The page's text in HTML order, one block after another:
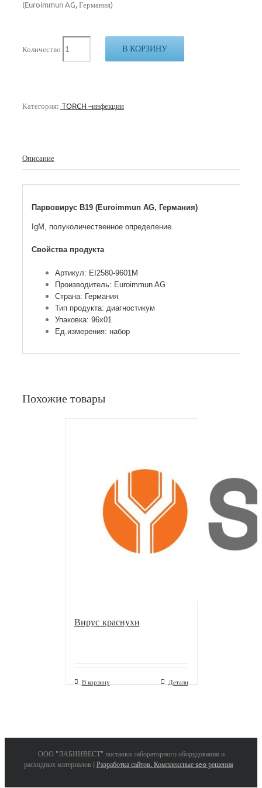
(Euroimmun AG, Германия)
Количество В КОРЗИНУ
Категория: TORCH –инфекции
Описание
Парвовирус B19 (Euroimmun AG, Германия)
IgM, полуколичественное определение.
Свойства продукта
Артикул: EI2580-9601M
Производитель: Euroimmun AG
Страна: Германия
Тип продукта: диагностикум
Упаковка: 96х01
Ед.измерения: набор
Похожие товары
Вирус краснухи
В корзину Детали
ООО "ЛАБИНВЕСТ" поставки лабораторного оборудования и
расходных материалов | Разработка сайтов. Комплексные seo решения